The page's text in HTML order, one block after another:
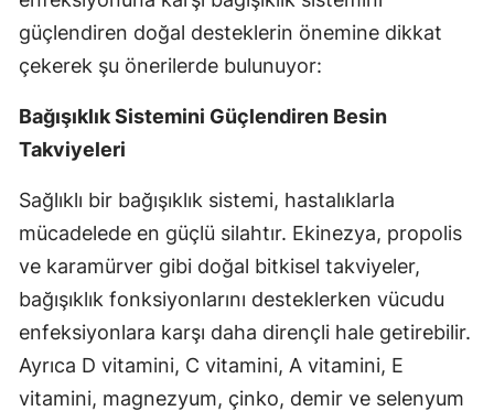
güçlendiren doğal desteklerin önemine dikkat
çekerek şu önerilerde bulunuyor:
Bağışıklık Sistemini Güçlendiren Besin
Takviyeleri
Sağlıklı bir bağışıklık sistemi, hastalıklarla
mücadelede en güçlü silahtır. Ekinezya, propolis
ve karamürver gibi doğal bitkisel takviyeler,
bağışıklık fonksiyonlarını desteklerken vücudu
enfeksiyonlara karşı daha dirençli hale getirebilir.
Ayrıca D vitamini, C vitamini, A vitamini, E
vitamini, magnezyum, çinko, demir ve selenyum